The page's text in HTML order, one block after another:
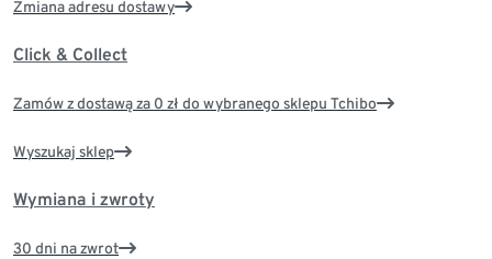
Zmiana adresu dostawy
Click & Collect
Zamów z dostawą za 0 zł do wybranego sklepu Tchibo
Wyszukaj sklep
Wymiana i zwroty
30 dni na zwrot